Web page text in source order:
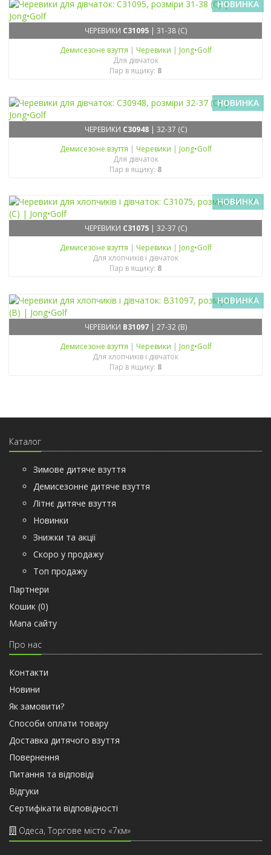
НОВИНКА
ЧЕРЕВИКИ C31095| 31-38 (C)
Демисезонe взуття | Черевики | Jong•Golf
Для дівчаток
Пар в ящику: 8
НОВИНКА
ЧЕРЕВИКИ C30948| 32-37 (C)
Демисезонe взуття | Черевики | Jong•Golf
Для дівчаток
Пар в ящику: 8
НОВИНКА
ЧЕРЕВИКИ C31075| 32-37 (C)
Демисезонe взуття | Черевики | Jong•Golf
Для хлопчиків і дівчаток
Пар в ящику: 8
НОВИНКА
ЧЕРЕВИКИ B31097| 27-32 (B)
Демисезонe взуття | Черевики | Jong•Golf
Для хлопчиків і дівчаток
Пар в ящику: 8
Каталог
Зимове дитяче взуття
Демисезонне дитяче взуття
Літнє дитяче взуття
Новинки
Знижки та акції
Скоро у продажу
Топ продажу
Партнери
Кошик (0)
Мапа сайту
Про нас
Контакти
Новини
Як замовити?
Способи оплати товару
Доставка дитячого взуття
Повернення
Питання та відповіді
Відгуки
Сертифiкати вiдповiдностi
Одеса, Торгове місто «7км»